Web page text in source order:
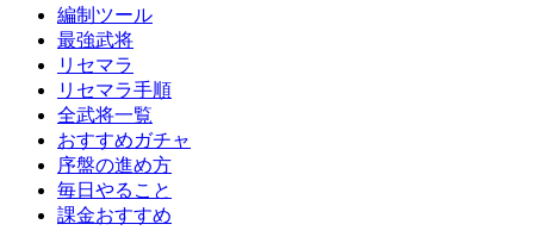
編制ツール
最強武将
リセマラ
リセマラ手順
全武将一覧
おすすめガチャ
序盤の進め方
毎日やること
課金おすすめ